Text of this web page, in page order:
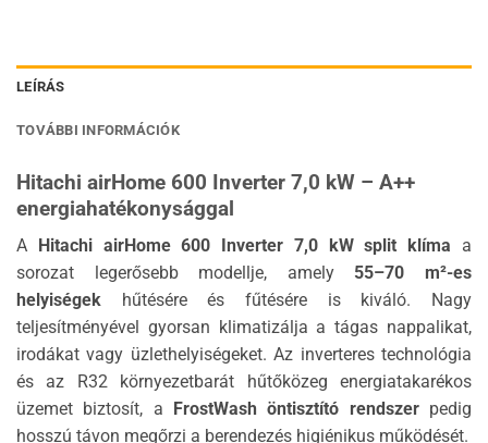
LEÍRÁS
TOVÁBBI INFORMÁCIÓK
Hitachi airHome 600 Inverter 7,0 kW – A++
energiahatékonysággal
A Hitachi airHome 600 Inverter 7,0 kW split klíma a
sorozat legerősebb modellje, amely 55–70 m²-es
helyiségek hűtésére és fűtésére is kiváló. Nagy
teljesítményével gyorsan klimatizálja a tágas nappalikat,
irodákat vagy üzlethelyiségeket. Az inverteres technológia
és az R32 környezetbarát hűtőközeg energiatakarékos
üzemet biztosít, a
FrostWash öntisztító rendszerpedig
hosszú távon megőrzi a berendezés higiénikus működését.